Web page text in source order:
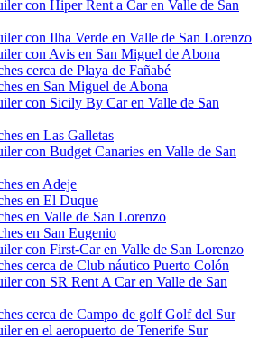
con Hiper Rent a Car en Valle de San
con Ilha Verde en Valle de San Lorenzo
con Avis en San Miguel de Abona
cerca de Playa de Fañabé
en San Miguel de Abona
con Sicily By Car en Valle de San
en Las Galletas
con Budget Canaries en Valle de San
en Adeje
en El Duque
en Valle de San Lorenzo
en San Eugenio
con First-Car en Valle de San Lorenzo
cerca de Club náutico Puerto Colón
con SR Rent A Car en Valle de San
cerca de Campo de golf Golf del Sur
en el aeropuerto de Tenerife Sur